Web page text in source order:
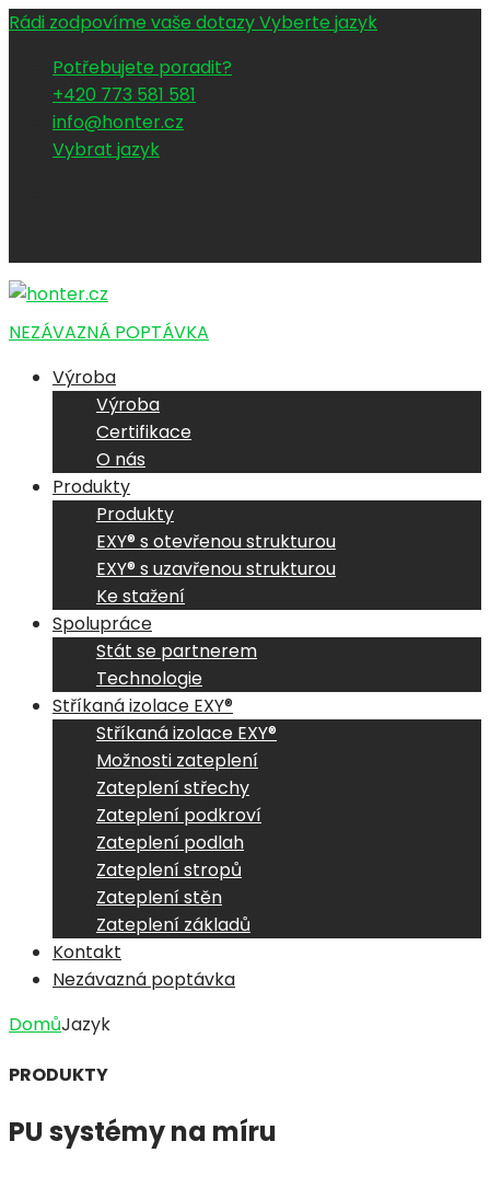
Rádi zodpovíme vaše dotazyVyberte jazyk
Potřebujete poradit?
+420 773 581 581
info@honter.cz
Vybrat jazyk
NEZÁVAZNÁ POPTÁVKA
Výroba
Výroba
Certifikace
O nás
Produkty
Produkty
EXY® s otevřenou strukturou
EXY® s uzavřenou strukturou
Ke stažení
Spolupráce
Stát se partnerem
Technologie
Stříkaná izolace EXY®
Stříkaná izolace EXY®
Možnosti zateplení
Zateplení střechy
Zateplení podkroví
Zateplení podlah
Zateplení stropů
Zateplení stěn
Zateplení základů
Kontakt
Nezávazná poptávka
DomůJazyk
PRODUKTY
PU systémy na míru